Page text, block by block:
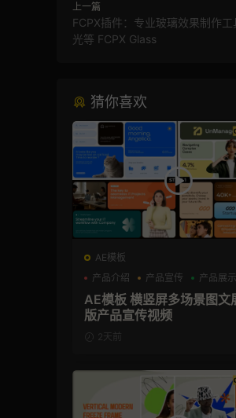
上一篇
FCPX插件：专业玻璃效果制作
光等 FCPX Glass
猜你喜欢
AE模板
产品介绍
产品宣传 产品展示
AE模板 横竖屏多场景图文
版产品宣传视频
2天前